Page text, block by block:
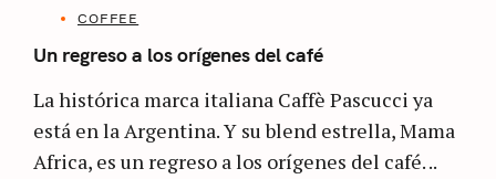
COFFEE
Un regreso a los orígenes del café
La histórica marca italiana Caffè Pascucci ya
está en la Argentina. Y su blend estrella, Mama
Africa, es un regreso a los orígenes del café. ..